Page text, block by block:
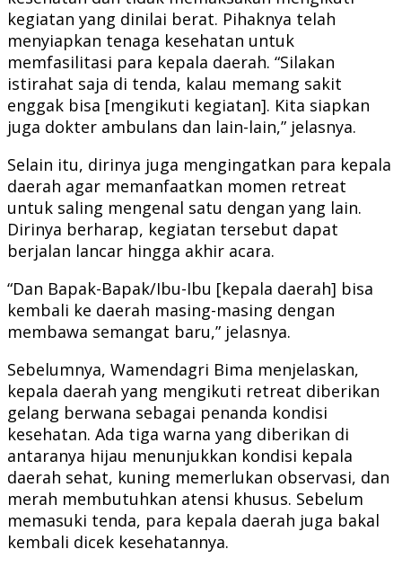
kegiatan yang dinilai berat. Pihaknya telah
menyiapkan tenaga kesehatan untuk
memfasilitasi para kepala daerah. “Silakan
istirahat saja di tenda, kalau memang sakit
enggak bisa [mengikuti kegiatan]. Kita siapkan
juga dokter ambulans dan lain-lain,” jelasnya.
Selain itu, dirinya juga mengingatkan para kepala
daerah agar memanfaatkan momen retreat
untuk saling mengenal satu dengan yang lain.
Dirinya berharap, kegiatan tersebut dapat
berjalan lancar hingga akhir acara.
“Dan Bapak-Bapak/Ibu-Ibu [kepala daerah] bisa
kembali ke daerah masing-masing dengan
membawa semangat baru,” jelasnya.
Sebelumnya, Wamendagri Bima menjelaskan,
kepala daerah yang mengikuti retreat diberikan
gelang berwana sebagai penanda kondisi
kesehatan. Ada tiga warna yang diberikan di
antaranya hijau menunjukkan kondisi kepala
daerah sehat, kuning memerlukan observasi, dan
merah membutuhkan atensi khusus. Sebelum
memasuki tenda, para kepala daerah juga bakal
kembali dicek kesehatannya.